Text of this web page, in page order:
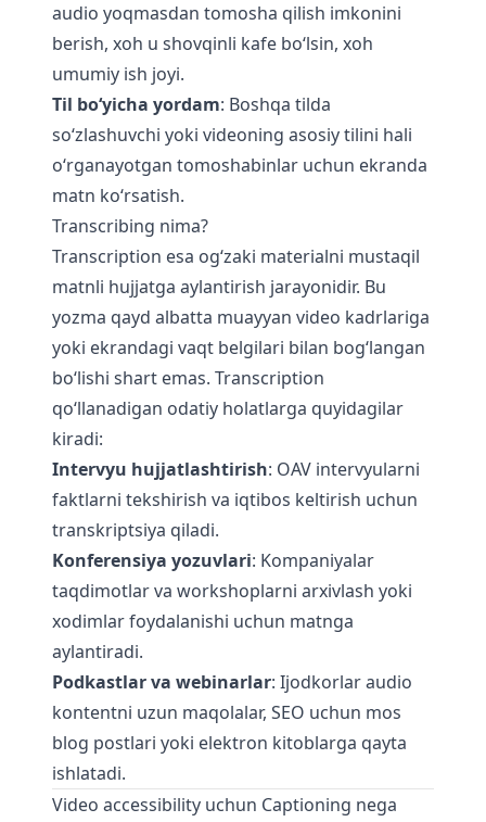
audio yoqmasdan tomosha qilish imkonini
berish, xoh u shovqinli kafe bo‘lsin, xoh
umumiy ish joyi.
Til bo‘yicha yordam: Boshqa tilda
so‘zlashuvchi yoki videoning asosiy tilini hali
o‘rganayotgan tomoshabinlar uchun ekranda
matn ko‘rsatish.
Transcribing nima?
Transcription esa og‘zaki materialni mustaqil
matnli hujjatga aylantirish jarayonidir. Bu
yozma qayd albatta muayyan video kadrlariga
yoki ekrandagi vaqt belgilari bilan bog‘langan
bo‘lishi shart emas. Transcription
qo‘llanadigan odatiy holatlarga quyidagilar
kiradi:
Intervyu hujjatlashtirish: OAV intervyularni
faktlarni tekshirish va iqtibos keltirish uchun
transkriptsiya qiladi.
Konferensiya yozuvlari: Kompaniyalar
taqdimotlar va workshoplarni arxivlash yoki
xodimlar foydalanishi uchun matnga
aylantiradi.
Podkastlar va webinarlar: Ijodkorlar audio
kontentni uzun maqolalar, SEO uchun mos
blog postlari yoki elektron kitoblarga qayta
ishlatadi.
Video accessibility uchun Captioning nega